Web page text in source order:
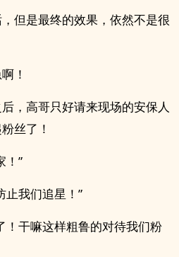
但是最终的效果，依然不是很
！
，高哥只好请来现场的安保人
丝了！
！”
止我们追星！”
！干嘛这样粗鲁的对待我们粉